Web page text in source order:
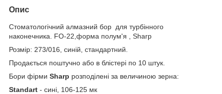
Опис
Стоматологічний алмазний бор для турбінного
наконечника. FO-22,форма полум'я , Sharp
Розмір: 273/016, синій, стандартний.
Продається поштучно або в блістері по 10 штук.
Бори фірми Sharp розподілені за величиною зерна:
Standart - сині, 106-125 мк